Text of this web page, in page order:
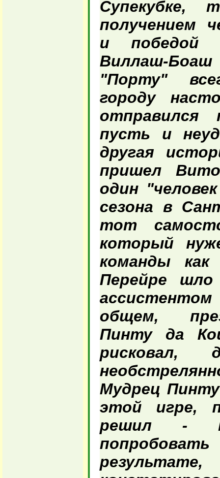
Супекубке,
получением
и победой
Виллаш-
"Порту"
городу
отправился
пусть и
другая
пришел
один
сезона в
тот
который
команды
Перейре
общем,
Пинту да
рисковал,
Мудрец
этой игре,
решил -